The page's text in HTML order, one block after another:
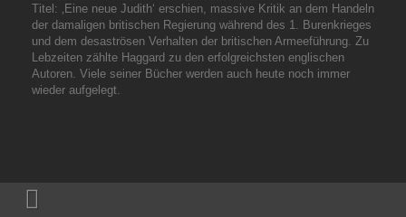
Titel: ‚Eine neue Judith‘ erschien, massive Kritik an dem Handeln
der damaligen britischen Regierung während des 1. Burenkrieges
und dem desaströsen Verhalten der britischen Armeeführung. Zu
Lebzeiten zählte Haggard zu den erfolgreichsten englischen
Autoren. Viele seiner Bücher werden auch heute noch immer
wieder aufgelegt.